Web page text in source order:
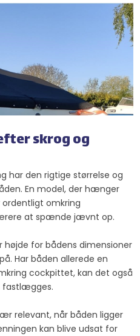
skrog og
har den rigtige størrelse og
En model, der hænger
ordentligt omkring
at spænde jævnt op.
for bådens dimensioner
Har båden allerede en
cockpittet, kan det også
fastlægges.
relevant, når båden ligger
kan blive udsat for